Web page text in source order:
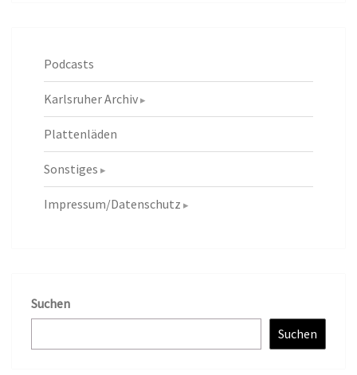
Podcasts
Karlsruher Archiv
Plattenläden
Sonstiges
Impressum/Datenschutz
Suchen
Suchen